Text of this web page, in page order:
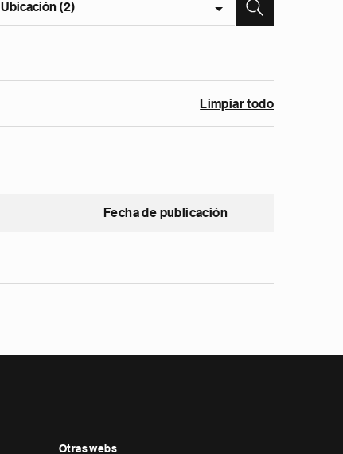
Ubicación (2)
Limpiar todo
Fecha de publicación
Otras webs